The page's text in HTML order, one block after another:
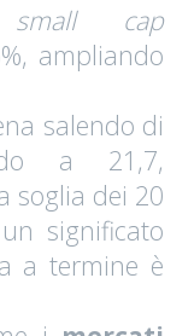
small cap
ampliando
salendo di
a 21,7,
soglia dei 20
significato
a termine è